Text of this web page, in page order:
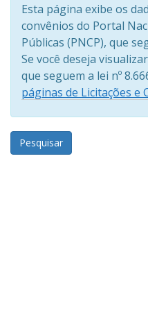
Esta página exibe os
convênios do Portal
Públicas (PNCP), que
Se você deseja
que seguem a lei nº
páginas de Licitações e
Pesquisar